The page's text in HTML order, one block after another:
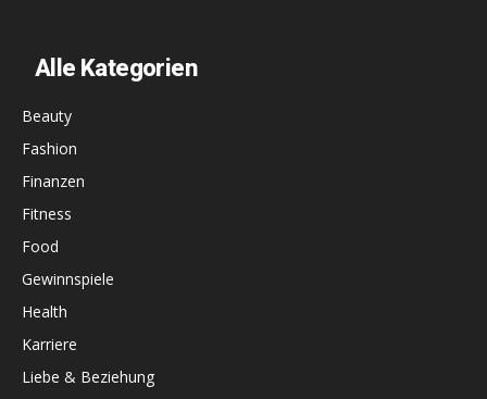
Alle Kategorien
Beauty
Fashion
Finanzen
Fitness
Food
Gewinnspiele
Health
Karriere
Liebe & Beziehung